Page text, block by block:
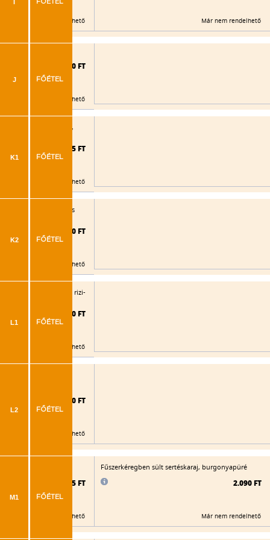
I FŐÉTEL
Már nem rendelhető Már nem rendelhető
J FŐÉTEL
2.060 FT
Már nem rendelhető
K1 FŐÉTEL
(baconos), tejszínes,
2.145 FT
Már nem rendelhető
K2 FŐÉTEL
(baconos), kukoricás
2.090 FT
Már nem rendelhető
L1 FŐÉTEL
rántott sertésborda, rizi-
2.050 FT
Már nem rendelhető
L2 FŐÉTEL
2.060 FT
Már nem rendelhető
M1 FŐÉTEL
2.085 FT
Már nem rendelhető
Fűszerkéregben sült sertéskaraj, burgonyapüré
2.090 FT
Már nem rendelhető